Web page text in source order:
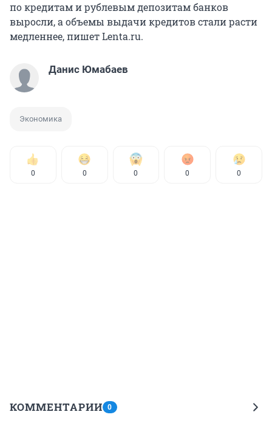
по кредитам и рублевым депозитам банков
выросли, а объемы выдачи кредитов стали расти
медленнее, пишет Lenta.ru.
Данис Юмабаев
Экономика
0 0 0 0 0
КОММЕНТАРИИ 0